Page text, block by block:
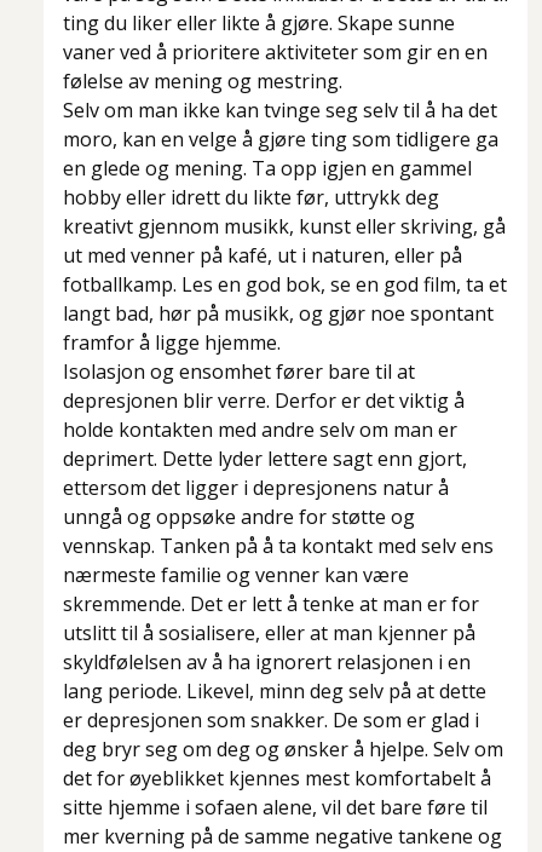
ting du liker eller likte å gjøre. Skape sunne
vaner ved å prioritere aktiviteter som gir en en
følelse av mening og mestring.
Selv om man ikke kan tvinge seg selv til å ha det
moro, kan en velge å gjøre ting som tidligere ga
en glede og mening. Ta opp igjen en gammel
hobby eller idrett du likte før, uttrykk deg
kreativt gjennom musikk, kunst eller skriving, gå
ut med venner på kafé, ut i naturen, eller på
fotballkamp. Les en god bok, se en god film, ta et
langt bad, hør på musikk, og gjør noe spontant
framfor å ligge hjemme.
Isolasjon og ensomhet fører bare til at
depresjonen blir verre. Derfor er det viktig å
holde kontakten med andre selv om man er
deprimert. Dette lyder lettere sagt enn gjort,
ettersom det ligger i depresjonens natur å
unngå og oppsøke andre for støtte og
vennskap. Tanken på å ta kontakt med selv ens
nærmeste familie og venner kan være
skremmende. Det er lett å tenke at man er for
utslitt til å sosialisere, eller at man kjenner på
skyldfølelsen av å ha ignorert relasjonen i en
lang periode. Likevel, minn deg selv på at dette
er depresjonen som snakker. De som er glad i
deg bryr seg om deg og ønsker å hjelpe. Selv om
det for øyeblikket kjennes mest komfortabelt å
sitte hjemme i sofaen alene, vil det bare føre til
mer kverning på de samme negative tankene og